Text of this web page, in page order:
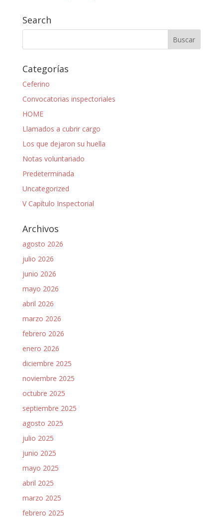
Search
Categorías
Ceferino
Convocatorias inspectoriales
HOME
Llamados a cubrir cargo
Los que dejaron su huella
Notas voluntariado
Predeterminada
Uncategorized
V Capítulo Inspectorial
Archivos
agosto 2026
julio 2026
junio 2026
mayo 2026
abril 2026
marzo 2026
febrero 2026
enero 2026
diciembre 2025
noviembre 2025
octubre 2025
septiembre 2025
agosto 2025
julio 2025
junio 2025
mayo 2025
abril 2025
marzo 2025
febrero 2025